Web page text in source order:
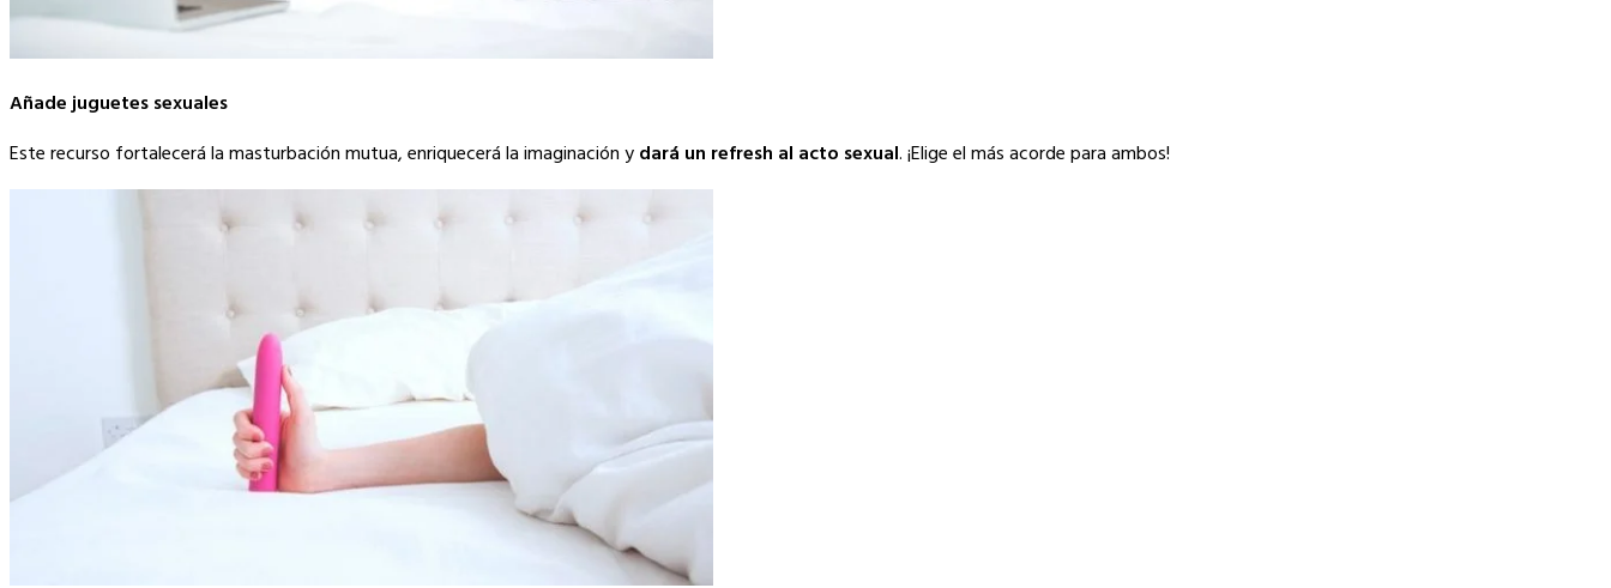
Añade juguetes sexuales
Este recurso fortalecerá la masturbación mutua, enriquecerá la imaginación ydará un refresh al acto sexual. ¡Elige el más acorde para ambos!